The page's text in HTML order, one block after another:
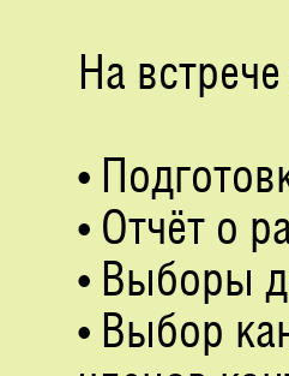
На
•
• Отчёт о
• Выборы
• Выбор